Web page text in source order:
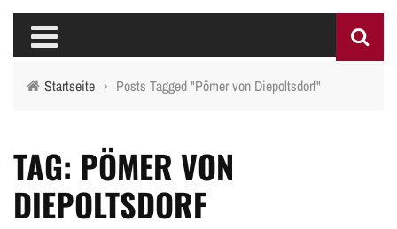
Startseite › Posts Tagged "Pömer von Diepoltsdorf"
TAG: PÖMER VON
DIEPOLTSDORF